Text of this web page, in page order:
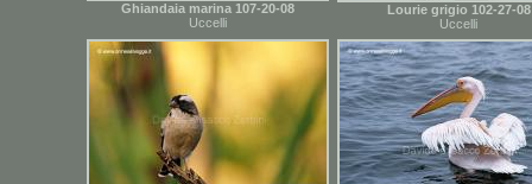
Ghiandaia marina 107-20-08
Uccelli
Lourie grigio 102-27-08
Uccelli